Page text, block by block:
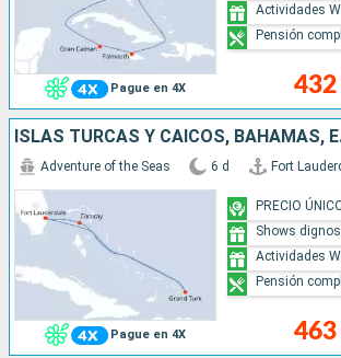
Pague en 4X 432
Actividades
Pensión
Pague en 4X
Adventure of the Seas 6 d Fort
463
PRECIO
Shows
Actividades
Pensión